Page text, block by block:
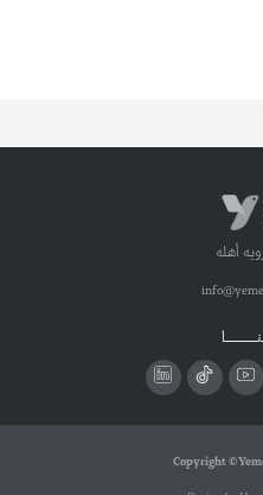
أهله
Copyright ©